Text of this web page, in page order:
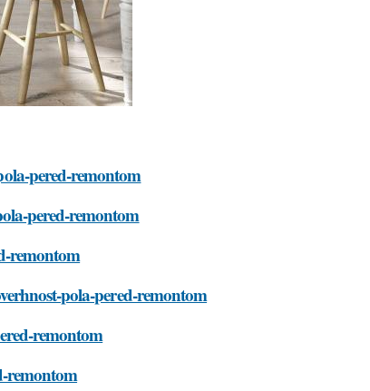
pered-remontom
pered-remontom
remontom
pola-pered-remontom
remontom
remontom